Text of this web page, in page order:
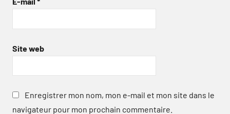
Site web
Enregistrer mon nom, mon e-mail et mon site dans le
navigateur pour mon prochain commentaire.